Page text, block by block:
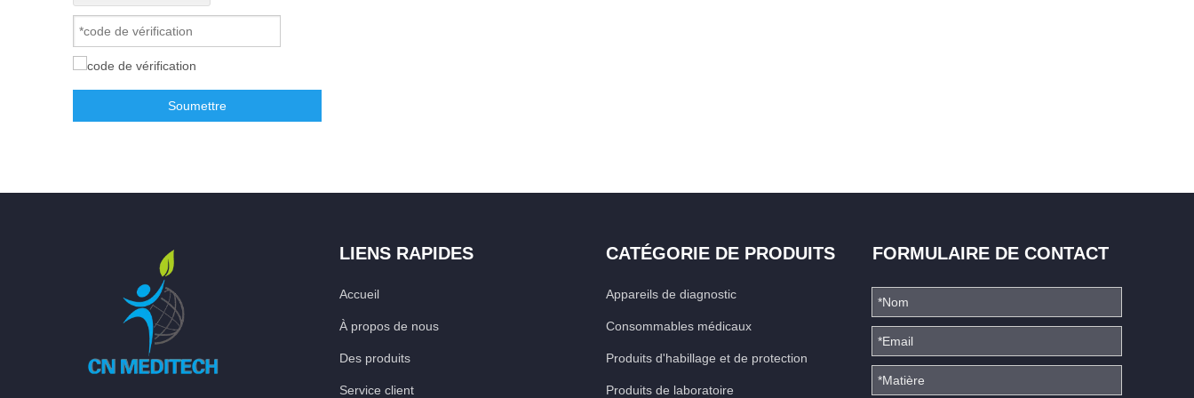
Soumettre
LIENS RAPIDES
Accueil
À propos de nous
Des produits
Service client
CATÉGORIE DE PRODUITS
Appareils de diagnostic
Consommables médicaux
Produits d'habillage et de protection
Produits de laboratoire
FORMULAIRE DE CONTACT